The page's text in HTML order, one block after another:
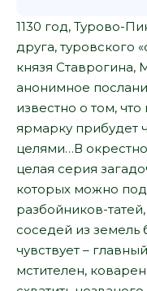
1130 год, Турово-
друга, туровского
князя Ставрогина,
анонимное
известно о том,
ярмарку прибудет
целями…В
целая серия
которых можно
разбойников-
соседей из
чувствует –
мстителен,